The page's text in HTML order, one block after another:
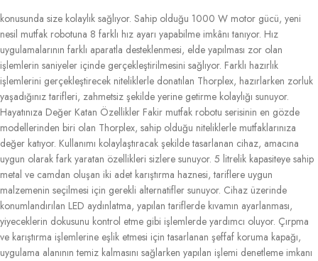
konusunda size kolaylık sağlıyor. Sahip olduğu 1000 W motor gücü, yeni
nesil mutfak robotuna 8 farklı hız ayarı yapabilme imkânı tanıyor. Hız
uygulamalarının farklı aparatla desteklenmesi, elde yapılması zor olan
işlemlerin saniyeler içinde gerçekleştirilmesini sağlıyor. Farklı hazırlık
işlemlerini gerçekleştirecek niteliklerle donatılan Thorplex, hazırlarken zorluk
yaşadığınız tarifleri, zahmetsiz şekilde yerine getirme kolaylığı sunuyor.
Hayatınıza Değer Katan Özellikler Fakir mutfak robotu serisinin en gözde
modellerinden biri olan Thorplex, sahip olduğu niteliklerle mutfaklarınıza
değer katıyor. Kullanımı kolaylaştıracak şekilde tasarlanan cihaz, amacına
uygun olarak fark yaratan özellikleri sizlere sunuyor. 5 litrelik kapasiteye sahip
metal ve camdan oluşan iki adet karıştırma haznesi, tariflere uygun
malzemenin seçilmesi için gerekli alternatifler sunuyor. Cihaz üzerinde
konumlandırılan LED aydınlatma, yapılan tariflerde kıvamın ayarlanması,
yiyeceklerin dokusunu kontrol etme gibi işlemlerde yardımcı oluyor. Çırpma
ve karıştırma işlemlerine eşlik etmesi için tasarlanan şeffaf koruma kapağı,
uygulama alanının temiz kalmasını sağlarken yapılan işlemi denetleme imkanı